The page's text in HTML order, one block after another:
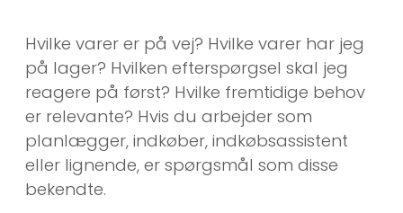
Hvilke varer er på vej? Hvilke varer har jeg
på lager? Hvilken efterspørgsel skal jeg
reagere på først? Hvilke fremtidige behov
er relevante? Hvis du arbejder som
planlægger, indkøber, indkøbsassistent
eller lignende, er spørgsmål som disse
bekendte.